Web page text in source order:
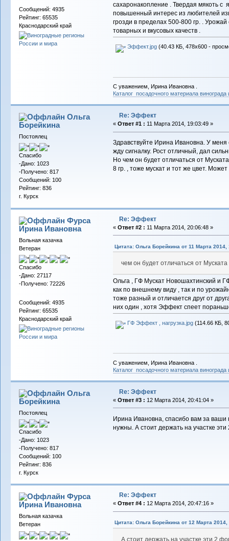
Сообщений: 4935
Рейтинг: 65535
Краснодарский край
сахаронакопление . Твердая мякоть с
повышенный интерес из любителей
грозди в пределах 500-800 гр. .
товарных и вкусовых качеств .
Эффект.jpg(40.43 КБ, 478x600 -
С уважением, Ирина Ивановна .
Каталог посадочного материала
Ольга
Борейкина
Постоялец
Спасибо
-Дано: 1023
-Получено: 817
Сообщений: 100
Рейтинг: 836
г. Курск
Re: Эффект
« Ответ #1 : 11 Марта 2014, 19:03:49 »
Здравствуйте Ирина Ивановна. У
жду сигналку. Рост отличный, дал
Но чем он будет отличаться от
8 гр. , тоже мускат и тот же цвет.
Фурса
Ирина Ивановна
Вольная казачка
Ветеран
Спасибо
-Дано: 27117
-Получено: 72226
Сообщений: 4935
Рейтинг: 65535
Краснодарский край
Re: Эффект
« Ответ #2 : 11 Марта 2014, 20:06:48 »
Цитата: Ольга Борейкина от 11 Марта 2014,
чем он будет отличаться от
Ольга , ГФ Мускат Новошахтинский и
как по внешнему виду , так и по
тоже разный и отличается друг от
них один , хотя Эффект спеет
ГФ Эффект , нагрузка.jpg(114.66 КБ,
С уважением, Ирина Ивановна .
Каталог посадочного материала
Ольга
Борейкина
Постоялец
Спасибо
-Дано: 1023
-Получено: 817
Сообщений: 100
Рейтинг: 836
г. Курск
Re: Эффект
« Ответ #3 : 12 Марта 2014, 20:41:04 »
Ирина Ивановна, спасибо вам за
нужны. А стоит держать на участке
Фурса
Ирина Ивановна
Вольная казачка
Ветеран
Re: Эффект
« Ответ #4 : 12 Марта 2014, 20:47:16 »
Цитата: Ольга Борейкина от 12 Марта 2014,
А стоит держать на участке эти 2